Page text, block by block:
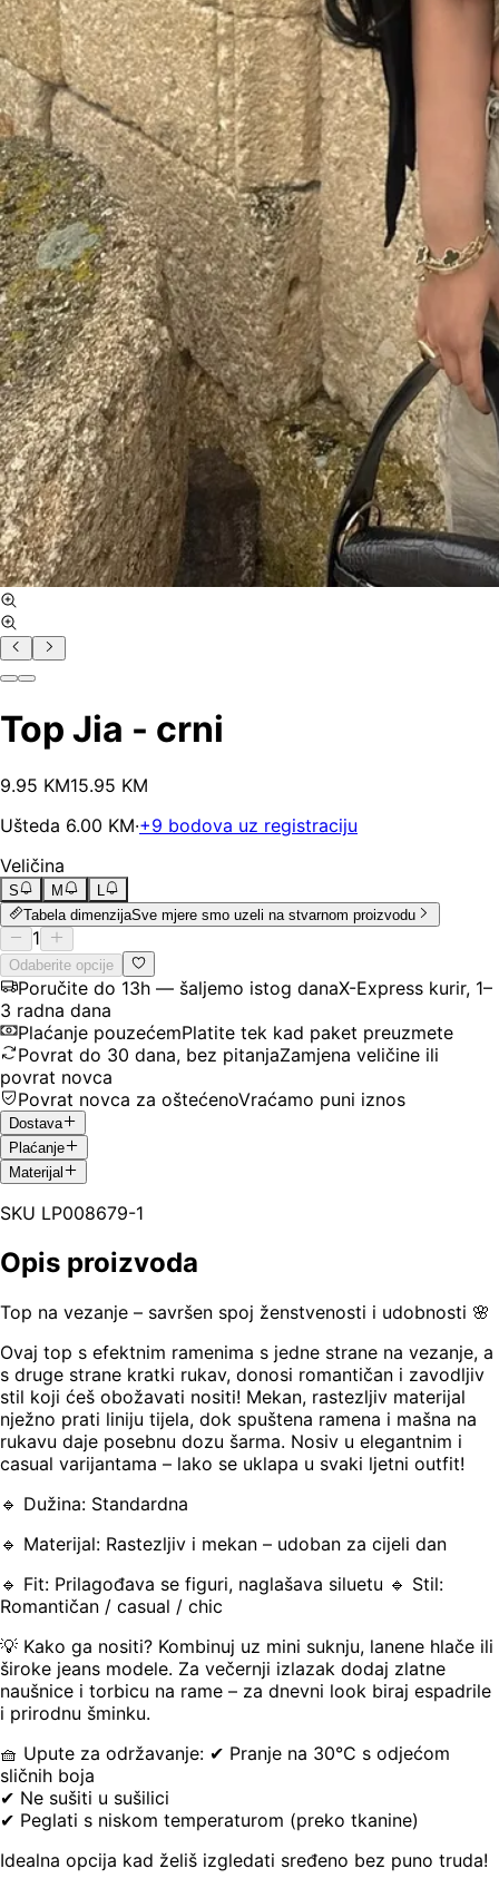
Top Jia - crni
9.95 KM15.95 KM
Ušteda 6.00 KM·+9 bodova uz registraciju
Veličina
S M
L
Tabela dimenzijaSve mjere smo uzeli na stvarnom proizvodu
1
Odaberite opcije
Poručite do 13h — šaljemo istog danaX-Express kurir, 1–
3 radna dana
Plaćanje pouzećemPlatite tek kad paket preuzmete
Povrat do 30 dana, bez pitanjaZamjena veličine ili
povrat novca
Povrat novca za oštećenoVraćamo puni iznos
Dostava
Plaćanje
Materijal
SKU LP008679-1
Opis proizvoda
Top na vezanje – savršen spoj ženstvenosti i udobnosti 🌸
Ovaj top s efektnim ramenima s jedne strane na vezanje, a
s druge strane kratki rukav, donosi romantičan i zavodljiv
stil koji ćeš obožavati nositi! Mekan, rastezljiv materijal
nježno prati liniju tijela, dok spuštena ramena i mašna na
rukavu daje posebnu dozu šarma. Nosiv u elegantnim i
casual varijantama – lako se uklapa u svaki ljetni outfit!
🔹 Dužina: Standardna
🔹 Materijal: Rastezljiv i mekan – udoban za cijeli dan
🔹 Fit: Prilagođava se figuri, naglašava siluetu 🔹 Stil:
Romantičan / casual / chic
💡 Kako ga nositi? Kombinuj uz mini suknju, lanene hlače ili
široke jeans modele. Za večernji izlazak dodaj zlatne
naušnice i torbicu na rame – za dnevni look biraj espadrile
i prirodnu šminku.
🧺 Upute za održavanje: ✔ Pranje na 30°C s odjećom
sličnih boja
✔ Ne sušiti u sušilici
✔ Peglati s niskom temperaturom (preko tkanine)
Idealna opcija kad želiš izgledati sređeno bez puno truda!